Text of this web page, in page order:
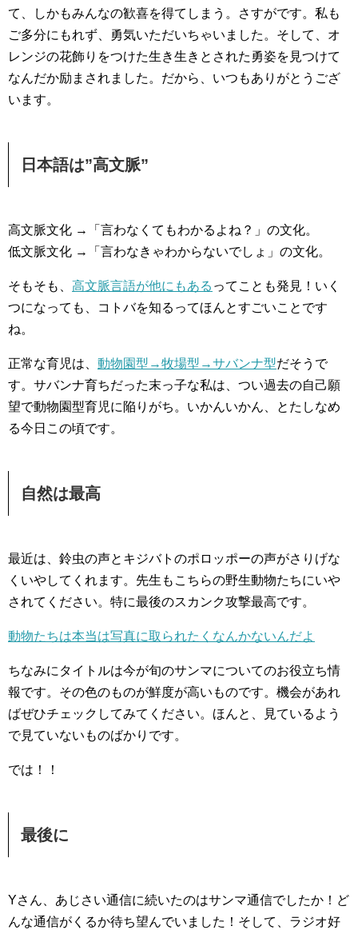
て、しかもみんなの歓喜を得てしまう。さすがです。私も
ご多分にもれず、勇気いただいちゃいました。そして、オ
レンジの花飾りをつけた生き生きとされた勇姿を見つけて
なんだか励まされました。だから、いつもありがとうござ
います。
日本語は”高文脈”
高文脈文化 →「言わなくてもわかるよね？」の文化。
低文脈文化 →「言わなきゃわからないでしょ」の文化。
そもそも、 高文脈言語が他にもある ってことも発見！いく
つになっても、コトバを知るってほんとすごいことです
ね。
正常な育児は、 動物園型→牧場型→サバンナ型だそうで
す。サバンナ育ちだった末っ子な私は、つい過去の自己願
望で動物園型育児に陥りがち。いかんいかん、とたしなめ
る今日この頃です。
自然は最高
最近は、鈴虫の声とキジバトのポロッポーの声がさりげな
くいやしてくれます。先生もこちらの野生動物たちにいや
されてください。特に最後のスカンク攻撃最高です。
動物たちは本当は写真に取られたくなんかないんだよ
ちなみにタイトルは今が旬のサンマについてのお役立ち情
報です。その色のものが鮮度が高いものです。機会があれ
ばぜひチェックしてみてください。ほんと、見ているよう
で見ていないものばかりです。
では！！
最後に
Yさん、あじさい通信に続いたのはサンマ通信でしたか！ど
んな通信がくるか待ち望んでいました！そして、ラジオ好